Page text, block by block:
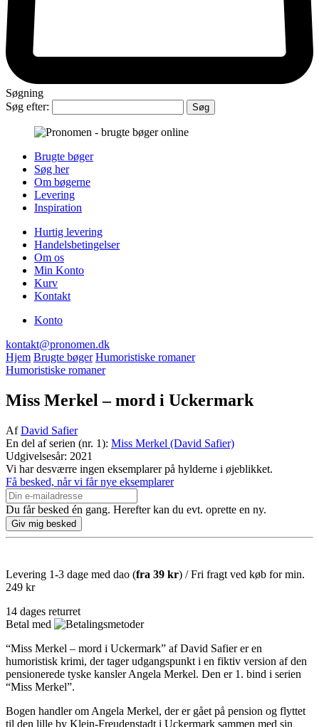
Søgning
Søg efter:
Brugte bøger
Søg her
Om bøgerne
Levering
Inspiration
Hurtig levering
Handelsbetingelser
Om os
Min Konto
Kurv
Kontakt
Konto
kontakt@pronomen.dk
Hjem Brugte bøger Humoristiske romaner
Humoristiske romaner
Miss Merkel – mord i Uckermark
AfDavid Safier
En del af serien (nr. 1): Miss Merkel (David Safier)
Udgivelsesår: 2021
Vi har desværre ingen eksemplarer på hylderne i øjeblikket.
Få besked, når vi får nye eksemplarer
Du får besked én gang. Herefter kan du evt. oprette en ny.
Levering 1-3 dage med dao (fra 39 kr) / Fri fragt ved køb for min.
249 kr
14 dages returret
Betal med
“Miss Merkel – mord i Uckermark” af David Safier er en
humoristisk krimi, der tager udgangspunkt i en fiktiv version af den
pensionerede tyske kansler Angela Merkel. Den er 1. bind i serien
“Miss Merkel”.
Bogen handler om Angela Merkel, der er gået på pension og flyttet
til den lille by Klein-Freudenstadt i Uckermark sammen med sin